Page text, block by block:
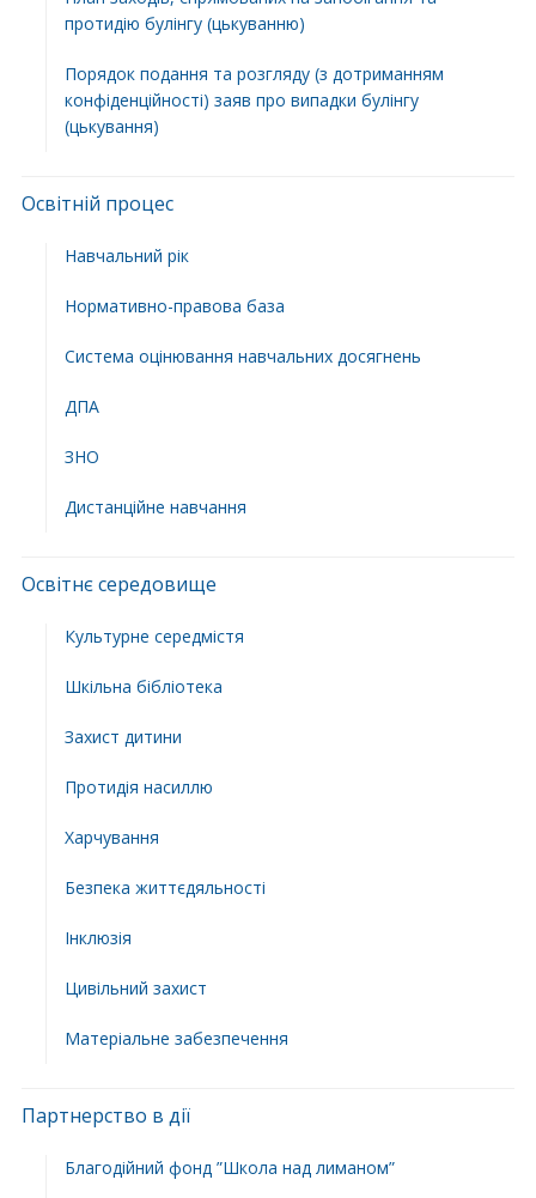
протидію булінгу (цькуванню)
Порядок подання та розгляду (з дотриманням
конфіденційності) заяв про випадки булінгу
(цькування)
Освітній процес
Навчальний рік
Нормативно-правова база
Система оцінювання навчальних досягнень
ДПА
ЗНО
Дистанційне навчання
Освітнє середовище
Культурне середмістя
Шкільна бібліотека
Захист дитини
Протидія насиллю
Харчування
Безпека життєдяльності
Інклюзія
Цивільний захист
Матеріальне забезпечення
Партнерство в дії
Благодійний фонд ”Школа над лиманом”